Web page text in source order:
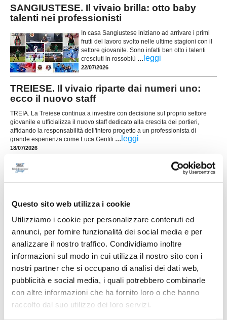
Questo sito web utilizza i cookie
Utilizziamo i cookie per personalizzare contenuti ed
annunci, per fornire funzionalità dei social media e per
analizzare il nostro traffico. Condividiamo inoltre
informazioni sul modo in cui utilizza il nostro sito con i
nostri partner che si occupano di analisi dei dati web,
pubblicità e social media, i quali potrebbero combinarle
con altre informazioni che ha fornito loro o che hanno
raccolto dal suo utilizzo dei loro servizi.
SANGIUSTESE. Il vivaio brilla: otto baby
talenti nei professionisti
In casa Sangiustese iniziano ad arrivare i primi
frutti del lavoro svolto nelle ultime stagioni con il
settore giovanile. Sono infatti ben otto i talenti
cresciuti in rossoblù ... leggi
22/07/2026
TREIESE. Il vivaio riparte dai numeri uno:
ecco il nuovo staff
TREIA. La Treiese continua a investire con decisione sul proprio settore
giovanile e ufficializza il nuovo staff dedicato alla crescita dei portieri,
affidando la responsabilità dell'intero progetto a un professionista di
grande esperienza come Luca Gentili ... leggi
18/07/2026
TRODICA. Il settore giovanile riparte da
proprio progetto dedicato ai giovani affidando il
Giovanile a...leggi
13/07/2026
CASETTE VERDINI. Ecco la Juniores: il
mister è Raoul Latini
leggi
14/07/2026